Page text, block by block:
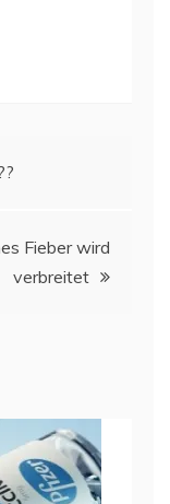
Fieber wird
verbreitet